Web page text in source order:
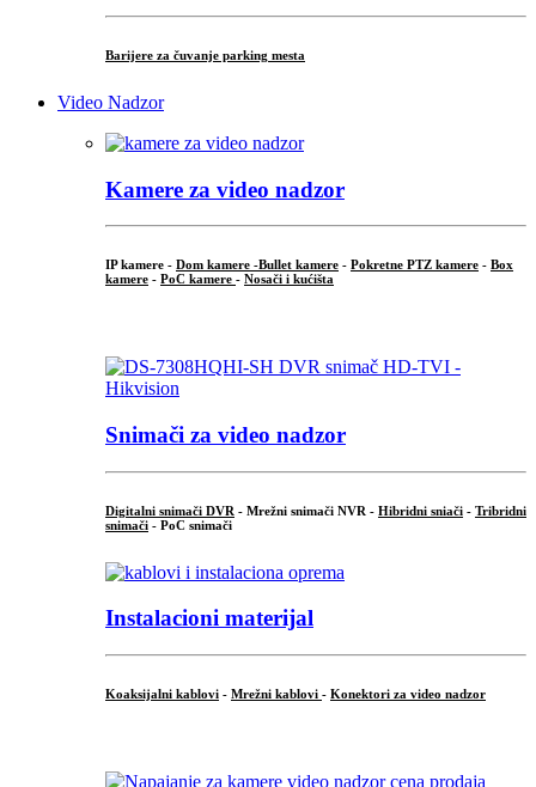
Barijere za čuvanje parking mesta
Video Nadzor
Kamere za video nadzor
IP kamere - Dom kamere -Bullet kamere - Pokretne PTZ kamere - Box
kamere - PoC kamere - Nosači i kućišta
Snimači za video nadzor
Digitalni snimači DVR - Mrežni snimači NVR - Hibridni sniači - Tribridni
snimači - PoC snimači
Instalacioni materijal
Koaksijalni kablovi - Mrežni kablovi - Konektori za video nadzor